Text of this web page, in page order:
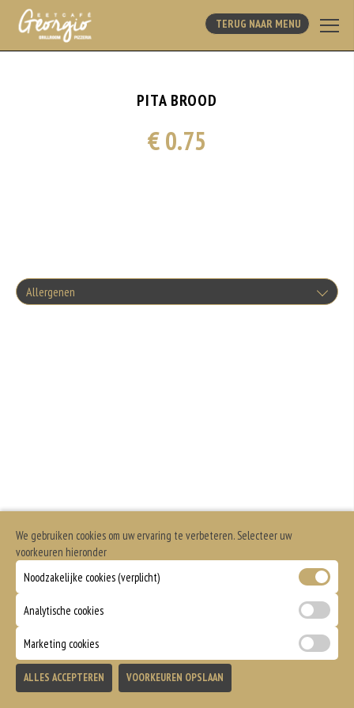
TERUG NAAR MENU
PITA BROOD
€ 0.75
Allergenen
We gebruiken cookies om uw ervaring te verbeteren. Selecteer uw
voorkeuren hieronder
Noodzakelijke cookies (verplicht)
Analytische cookies
Marketing cookies
ALLES ACCEPTEREN VOORKEUREN OPSLAAN